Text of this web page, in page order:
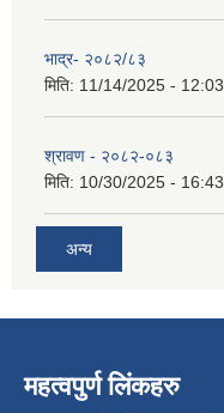
भाद्र- २०८२/८३
मिति: 11/14/2025 - 12:03
श्रावण - २०८२-०८३
मिति: 10/30/2025 - 16:43
अन्य
महत्वपुर्ण लिंकहरु